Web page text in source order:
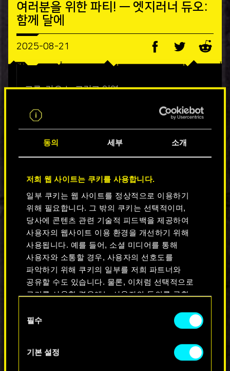
동의 세부 소개
저희 웹 사이트는 쿠키를 사용합니다.
일부 쿠키는 웹 사이트를 정상적으로 이용하기
위해 필요합니다. 그 밖의 쿠키는 선택적이며,
당사에 콘텐츠 관련 기술적 피드백을 제공하여
사용자의 웹사이트 이용 환경을 개선하기 위해
사용됩니다. 예를 들어, 소셜 미디어를 통해
사용자와 소통할 경우, 사용자의 선호도를
파악하기 위해 쿠키의 일부를 저희 파트너와
공유할 수도 있습니다. 물론, 이처럼 선택적으로
쿠키를 사용할 경우에는 사용자의 동의를 구할
쿠키 사용에 관한 세부 사항이나 관련 설정은
아래의 "Settings" 메뉴에서 확인할 수 있습니다.
필수
기본 설정
여러분을 위한 파티! — 엣지러너 듀오:
함께 달에
2025-08-21
크롬, 카오스, 그리고 인연.
꿈의 도시에서 살아남는 건 쉽지 않지만, 곁에
함께하는 친구가 있다면 모든 게 달라집니다.
이번 에피소드에서는, 끝없는 한계 위에서
살아가는 아이코닉한 듀오들이 주인공입니다!
찬란하지 않을 거예요.
사이버펑크: 엣지러너를 향한 여러분의 사랑을
가장 창의적인 방식으로 표현해 주셔서
감사합니다. 더 많은 작품은 갤러리에서
확인하시고, 물론 여러분의 창작물도 꼭 공유해